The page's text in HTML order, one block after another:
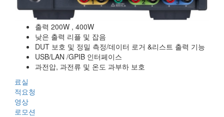
출력 200W , 400W
낮은 출력 리플 및 잡음
DUT 보호 및 정밀 측정/데이터 로거 &리스트 출력 기능
USB/LAN /GPIB 인터페이스
과전압, 과전류 및 온도 과부하 보호
자료실
견적요청
동영상
프로모션